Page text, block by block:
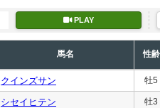
PLAY
馬名 性齢
クインズサン 牡5
シセイヒテン 牡3